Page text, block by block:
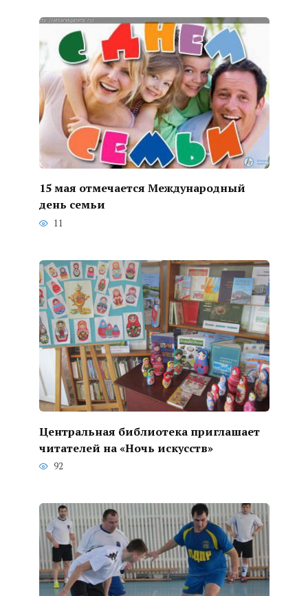
15 мая отмечается Международный
день семьи
11
Центральная библиотека приглашает
читателей на «Ночь искусств»
92